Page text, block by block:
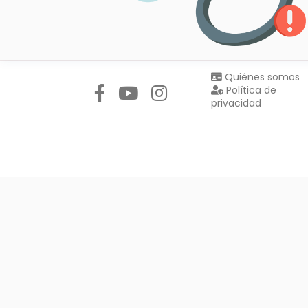
Quiénes somos
Política de
privacidad